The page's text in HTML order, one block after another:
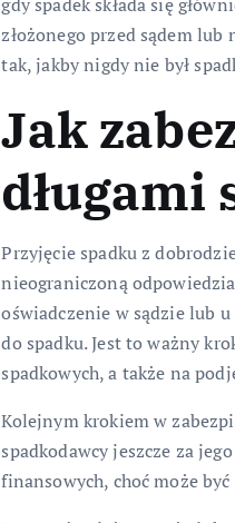
złożonego przed sądem
tak, jakby nigdy nie był
Jak
długami
Przyjęcie spadku z
nieograniczoną
oświadczenie w sądzie lub
do spadku. Jest to ważny
spadkowych, a także na
Kolejnym krokiem w
spadkodawcy jeszcze za
finansowych, choć może